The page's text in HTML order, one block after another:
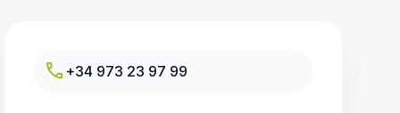
call +34 973 23 97 99